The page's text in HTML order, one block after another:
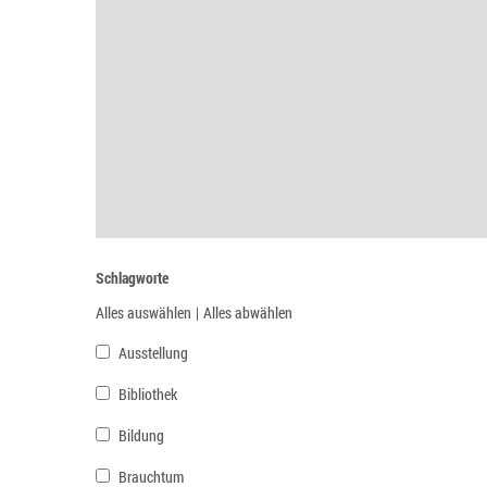
Schlagworte
Alles auswählen | Alles abwählen
Ausstellung
Bibliothek
Bildung
Brauchtum